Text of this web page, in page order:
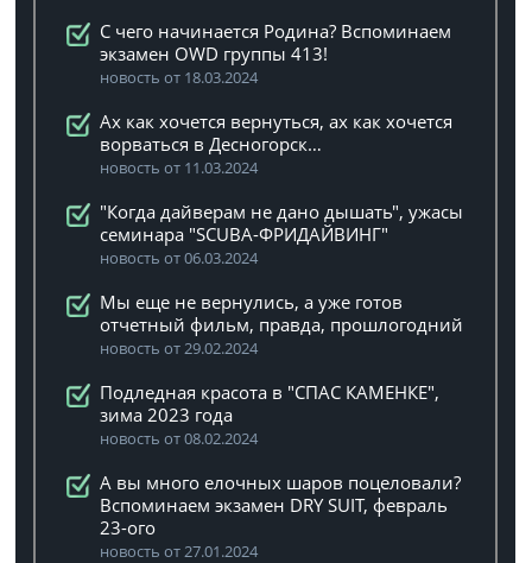
C чего начинается Родина? Вспоминаем
экзамен OWD группы 413!
новость от 18.03.2024
Ах как хочется вернуться, ах как хочется
ворваться в Десногорск…
новость от 11.03.2024
"Когда дайверам не дано дышать", ужасы
семинара "SCUBA-ФРИДАЙВИНГ"
новость от 06.03.2024
Мы еще не вернулись, а уже готов
отчетный фильм, правда, прошлогодний
новость от 29.02.2024
Подледная красота в "СПАС КАМЕНКЕ",
зима 2023 года
новость от 08.02.2024
А вы много елочных шаров поцеловали?
Вспоминаем экзамен DRY SUIT, февраль
23-ого
новость от 27.01.2024